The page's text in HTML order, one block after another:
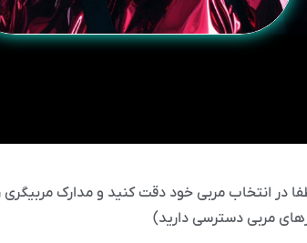
در انتخاب مربی خود دقت کنید و مدارک مربیگری
مربی دسترسی دارید)